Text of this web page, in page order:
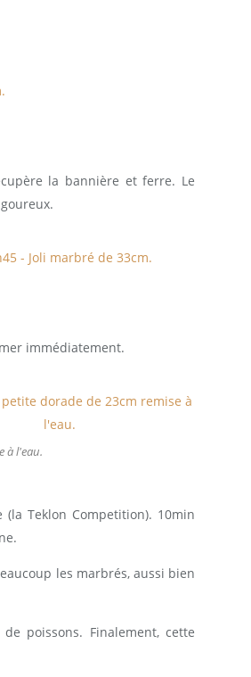
la bannière et ferre. Le
immédiatement.
à l'eau.
Teklon Competition). 10min
les marbrés, aussi bien
poissons. Finalement, cette